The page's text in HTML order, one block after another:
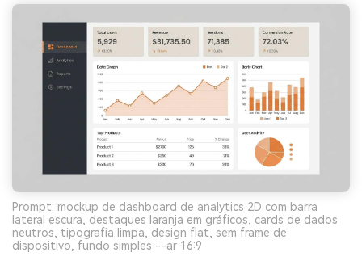
Prompt: mockup de dashboard de analytics 2D com barra
lateral escura, destaques laranja em gráficos, cards de dados
neutros, tipografia limpa, design flat, sem frame de
dispositivo, fundo simples --ar 16:9